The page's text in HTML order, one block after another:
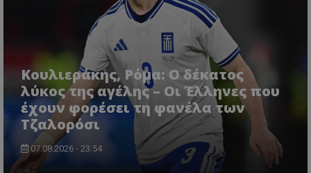
Κουλιεράκης, Ρόμα: Ο δέκατος
λύκος της αγέλης – Οι Έλληνες που
έχουν φορέσει τη φανέλα των
Τζαλορόσι
07.08.2026 - 23:54